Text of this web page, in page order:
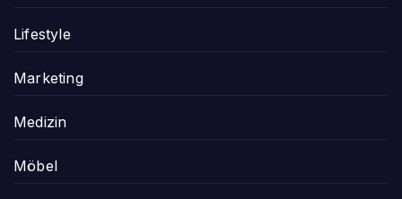
Lifestyle
Marketing
Medizin
Möbel